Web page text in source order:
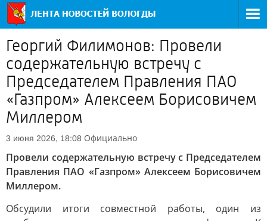
Георгий Филимонов: Провели
содержательную встречу с
Председателем Правления ПАО
«Газпром» Алексеем Борисовичем
Миллером
3 июня 2026, 18:08 Официально
Провели содержательную встречу с Председателем
Правления ПАО «Газпром» Алексеем Борисовичем
Миллером.
Обсудили итоги совместной работы, один из